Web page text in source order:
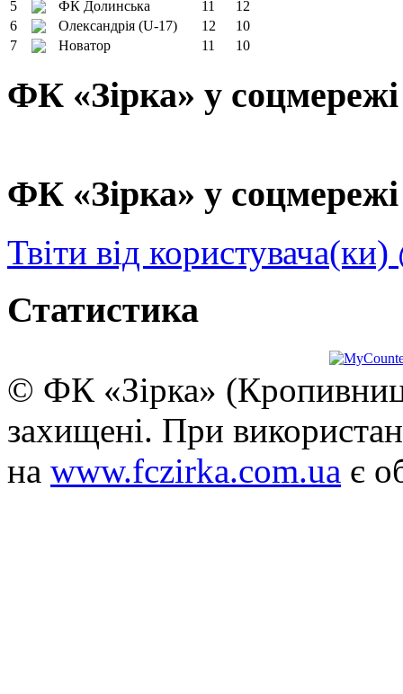
5
ФК Долинська 11
12
6
Олександрія (U-17) 12
10
7
Новатор 11 10
ФК «Зірка» у
ФК «Зірка» у
Твіти від
Статистика
© ФК «Зірка»
захищені. При
на www.fczirka.com.ua є